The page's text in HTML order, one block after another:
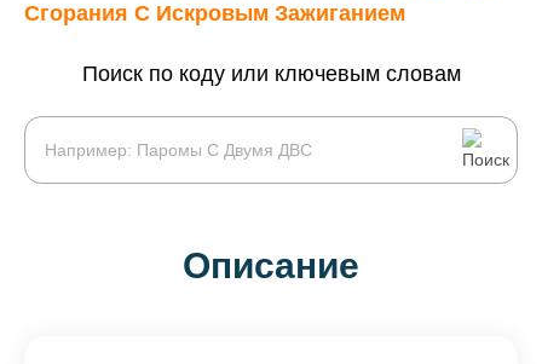
Сгорания С Искровым Зажиганием
Поиск по коду или ключевым словам
Описание